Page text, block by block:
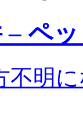
– ペ
不明